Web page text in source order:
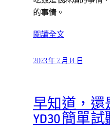
的事情。
閱讀全文
2023 年 2 月 14 日
早知道，還
YD30 簡單試